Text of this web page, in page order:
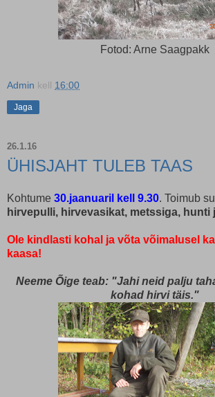
Fotod: Arne Saagpakk
Admin kell 16:00
Jaga
26.1.16
ÜHISJAHT TULEB TAAS
Kohtume 30.jaanuaril kell 9.30. Toimub
hirvepulli, hirvevasikat, metssiga, hunti
Ole kindlasti kohal ja võta võimalusel
kaasa!
Neeme Õige teab: "Jahi neid palju
kohad hirvi täis."